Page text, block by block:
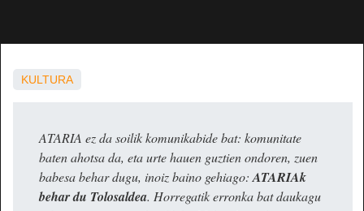
KULTURA
ATARIA ez da soilik komunikabide bat: komunitate
baten ahotsa da, eta urte hauen guztien ondoren, zuen
babesa behar dugu, inoiz baino gehiago: ATARIAk
behar du Tolosaldea. Horregatik erronka bat daukagu